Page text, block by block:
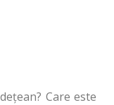
Care este